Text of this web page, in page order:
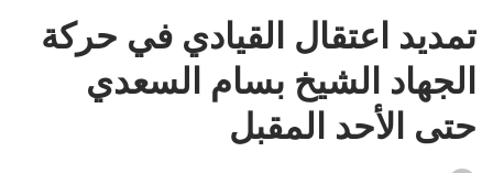
تمديد اعتقال القيادي في حركة
الجهاد الشيخ بسام السعدي
حتى الأحد المقبل